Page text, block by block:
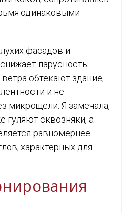
одинаковыми
фасадов и
парусность
обтекают здание,
и не
микрощели. Я замечала,
гуляют сквозняки, а
равномернее —
характерных для